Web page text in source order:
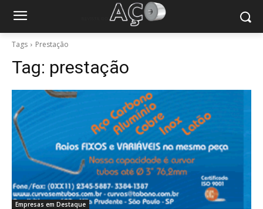
Tags Prestação
Tag: prestação
Empresas em Destaque